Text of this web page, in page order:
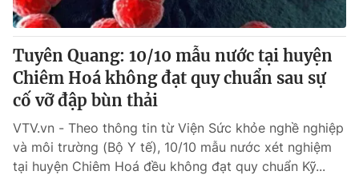
Tuyên Quang: 10/10 mẫu nước tại huyện
Chiêm Hoá không đạt quy chuẩn sau sự
cố vỡ đập bùn thải
VTV.vn - Theo thông tin từ Viện Sức khỏe nghề nghiệp
và môi trường (Bộ Y tế), 10/10 mẫu nước xét nghiệm
tại huyện Chiêm Hoá đều không đạt quy chuẩn Kỹ...